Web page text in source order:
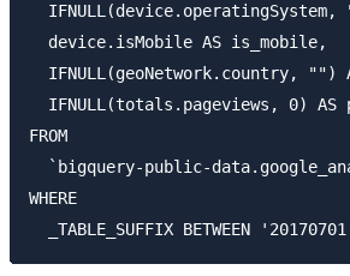
IFNULL(device.operatingSystem,
  device.isMobile AS is_mobile,
IFNULL(geoNetwork.country, "")
IFNULL(totals.pageviews, 0) AS
FROM
`bigquery-public-
WHERE